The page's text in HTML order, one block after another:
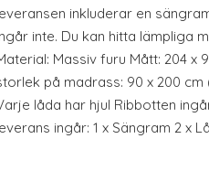
inkluderar en
inte. Du kan hitta lämpliga
Massiv furu Mått: 204 x
på madrass: 90 x 200
låda har hjul Ribbotten
ingår: 1 x Sängram 2 x